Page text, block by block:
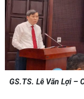
GS.TS. Lê Văn Lợi –